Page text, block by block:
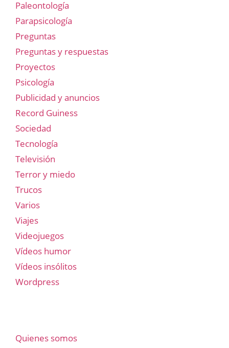
Paleontología
Parapsicología
Preguntas
Preguntas y respuestas
Proyectos
Psicología
Publicidad y anuncios
Record Guiness
Sociedad
Tecnología
Televisión
Terror y miedo
Trucos
Varios
Viajes
Videojuegos
Vídeos humor
Vídeos insólitos
Wordpress
Quienes somos